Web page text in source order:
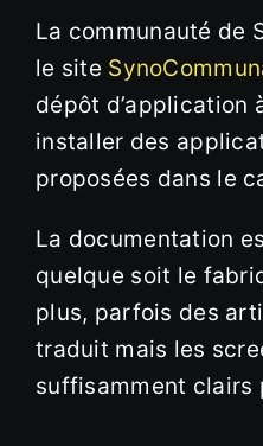
La communauté de
le site
dépôt d’application
installer des
proposées dans le
La documentation
quelque soit le
plus, parfois des
traduit mais les
suffisamment clairs